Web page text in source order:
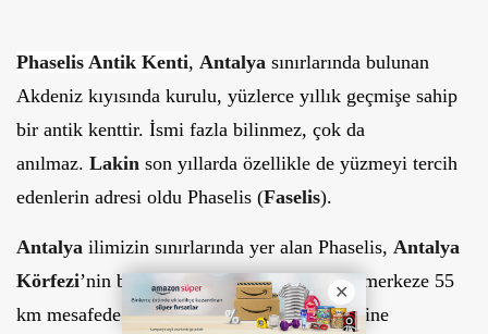
Phaselis Antik Kenti, Antalya sınırlarında bulunan
Akdeniz kıyısında kurulu, yüzlerce yıllık geçmişe sahip
bir antik kenttir. İsmi fazla bilinmez, çok da
anılmaz. Lakin son yıllarda özellikle de yüzmeyi tercih
edenlerin adresi oldu Phaselis (Faselis).
Antalya ilimizin sınırlarında yer alan Phaselis, Antalya
Körfezi’nin batısında kalmaktadır. Antalya merkeze 55
km mesafede yer alan Phaselis, Kemer ilçesine